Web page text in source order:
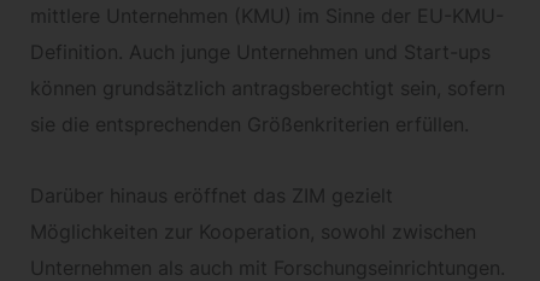
mittlere Unternehmen (KMU) im Sinne der EU-KMU-
Definition. Auch junge Unternehmen und Start-ups
können grundsätzlich antragsberechtigt sein, sofern
sie die entsprechenden Größenkriterien erfüllen.
Darüber hinaus eröffnet das ZIM gezielt
Möglichkeiten zur Kooperation, sowohl zwischen
Unternehmen als auch mit Forschungseinrichtungen.